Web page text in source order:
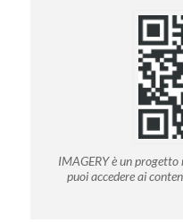
IMAGERY è un
puoi accedere ai